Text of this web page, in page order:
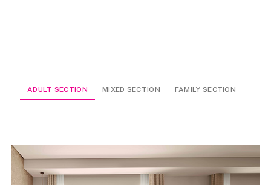
ADULT SECTION MIXED SECTION FAMILY SECTION